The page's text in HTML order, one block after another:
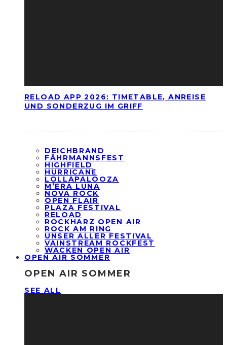
RELOAD APP 2026: TIMETABLE, ANREISE
UND SONDERZUG IM GRIFF
DEICHBRAND
FÄHRMANNSFEST
HIGHFIELD
HURRICANE
LOLLAPALOOZA
M’ERA LUNA
NOVA ROCK
OPEN FLAIR
PLAZA FESTIVAL
RELOAD
ROCKHARZ OPEN AIR
ROCK AM RING
UNSER ALLER FESTIVAL
VAINSTREAM ROCKFEST
WACKEN OPEN AIR
OPEN AIR SOMMER
OPEN AIR SOMMER
SEE ALL